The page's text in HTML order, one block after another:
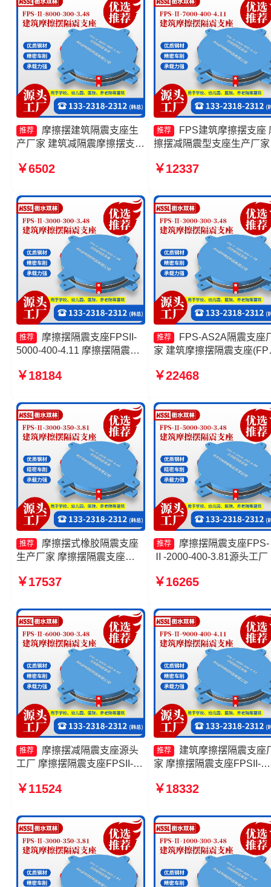
推荐
摩擦摆建筑隔震支座生
产厂家 建筑减隔震摩擦摆支座
摩擦摆隔震支座生产厂家
￥6502
推荐
FPS建筑摩擦摆支座
擦摆减隔震型支座生产厂
400-4.11生产厂家 摩擦摆
产厂家
￥12337
推荐
摩擦摆隔震支座FPSII-
5000-400-4.11 摩擦摆隔震支
工厂 摩擦摆隔震支座FPSII-
建筑摩擦摆支座源头工厂
￥18184
推荐
FPS-AS2A隔震支座
家 建筑摩擦摆隔震支座
FPSII-3000-300-3.48 建筑
￥22468
推荐
摩擦摆式橡胶隔震支座
生产厂家 摩擦摆隔震支座
擦摆隔震支座FPSII-5000-
￥17537
推荐
摩擦摆隔震支座FPS-
Ⅱ-2000-400-3.81源头工厂
建筑摩擦摆式减隔震支座
头工厂
￥16265
推荐
摩擦摆减隔震支座源头
工厂 摩擦摆隔震支座FPSII-
摆隔振支座 建筑摩擦摆式减震
￥11524
推荐
建筑摩擦摆隔震支座
家 摩擦摆隔震支座FPSII-
摆隔震支座FPSII-8000-
支座厂家
￥18332